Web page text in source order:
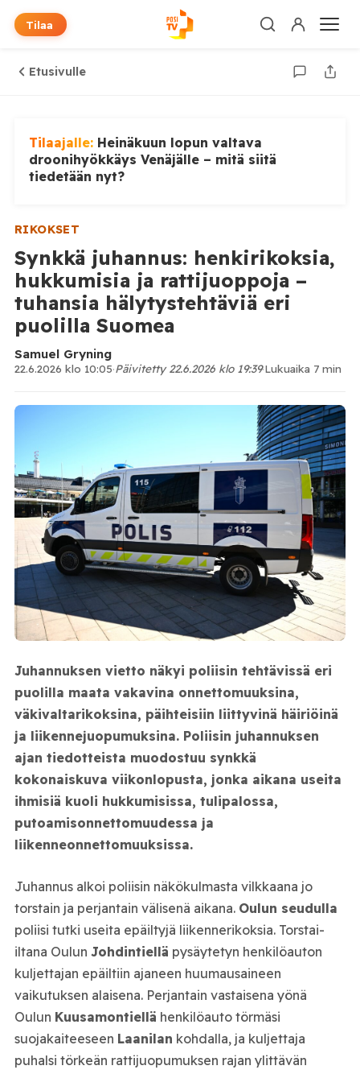
Tilaa
Etusivulle
Tilaajalle: Heinäkuun lopun valtava
droonihyökkäys Venäjälle – mitä siitä
tiedetään nyt?
RIKOKSET
Synkkä juhannus: henkirikoksia,
hukkumisia ja rattijuoppoja –
tuhansia hälytystehtäviä eri
puolilla Suomea
Samuel Gryning
22.6.2026 klo 10:05·Päivitetty 22.6.2026 klo 19:39·Lukuaika 7 min
Juhannuksen vietto näkyi poliisin tehtävissä eri
puolilla maata vakavina onnettomuuksina,
väkivaltarikoksina, päihteisiin liittyvinä häiriöinä
ja liikennejuopumuksina. Poliisin juhannuksen
ajan tiedotteista muodostuu synkkä
kokonaiskuva viikonlopusta, jonka aikana useita
ihmisiä kuoli hukkumisissa, tulipalossa,
putoamisonnettomuudessa ja
liikenneonnettomuuksissa.
Juhannus alkoi poliisin näkökulmasta vilkkaana jo
torstain ja perjantain välisenä aikana. Oulun seudulla
poliisi tutki useita epäiltyjä liikennerikoksia. Torstai-
iltana Oulun Johdintiellä pysäytetyn henkilöauton
kuljettajan epäiltiin ajaneen huumausaineen
vaikutuksen alaisena. Perjantain vastaisena yönä
Oulun Kuusamontiellä henkilöauto törmäsi
suojakaiteeseen Laanilan kohdalla, ja kuljettaja
puhalsi törkeän rattijuopumuksen rajan ylittävän